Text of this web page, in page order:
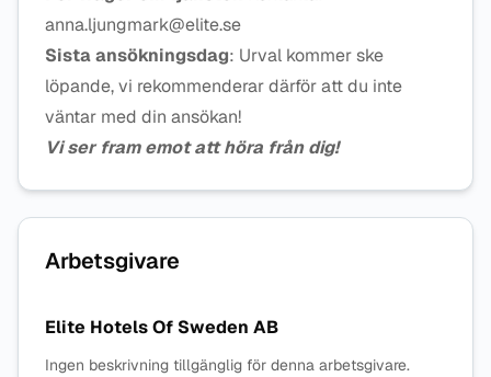
anna.ljungmark@elite.se
Sista ansökningsdag: Urval kommer ske
löpande, vi rekommenderar därför att du inte
väntar med din ansökan!
Vi ser fram emot att höra från dig!
Arbetsgivare
Elite Hotels Of Sweden AB
Ingen beskrivning tillgänglig för denna arbetsgivare.